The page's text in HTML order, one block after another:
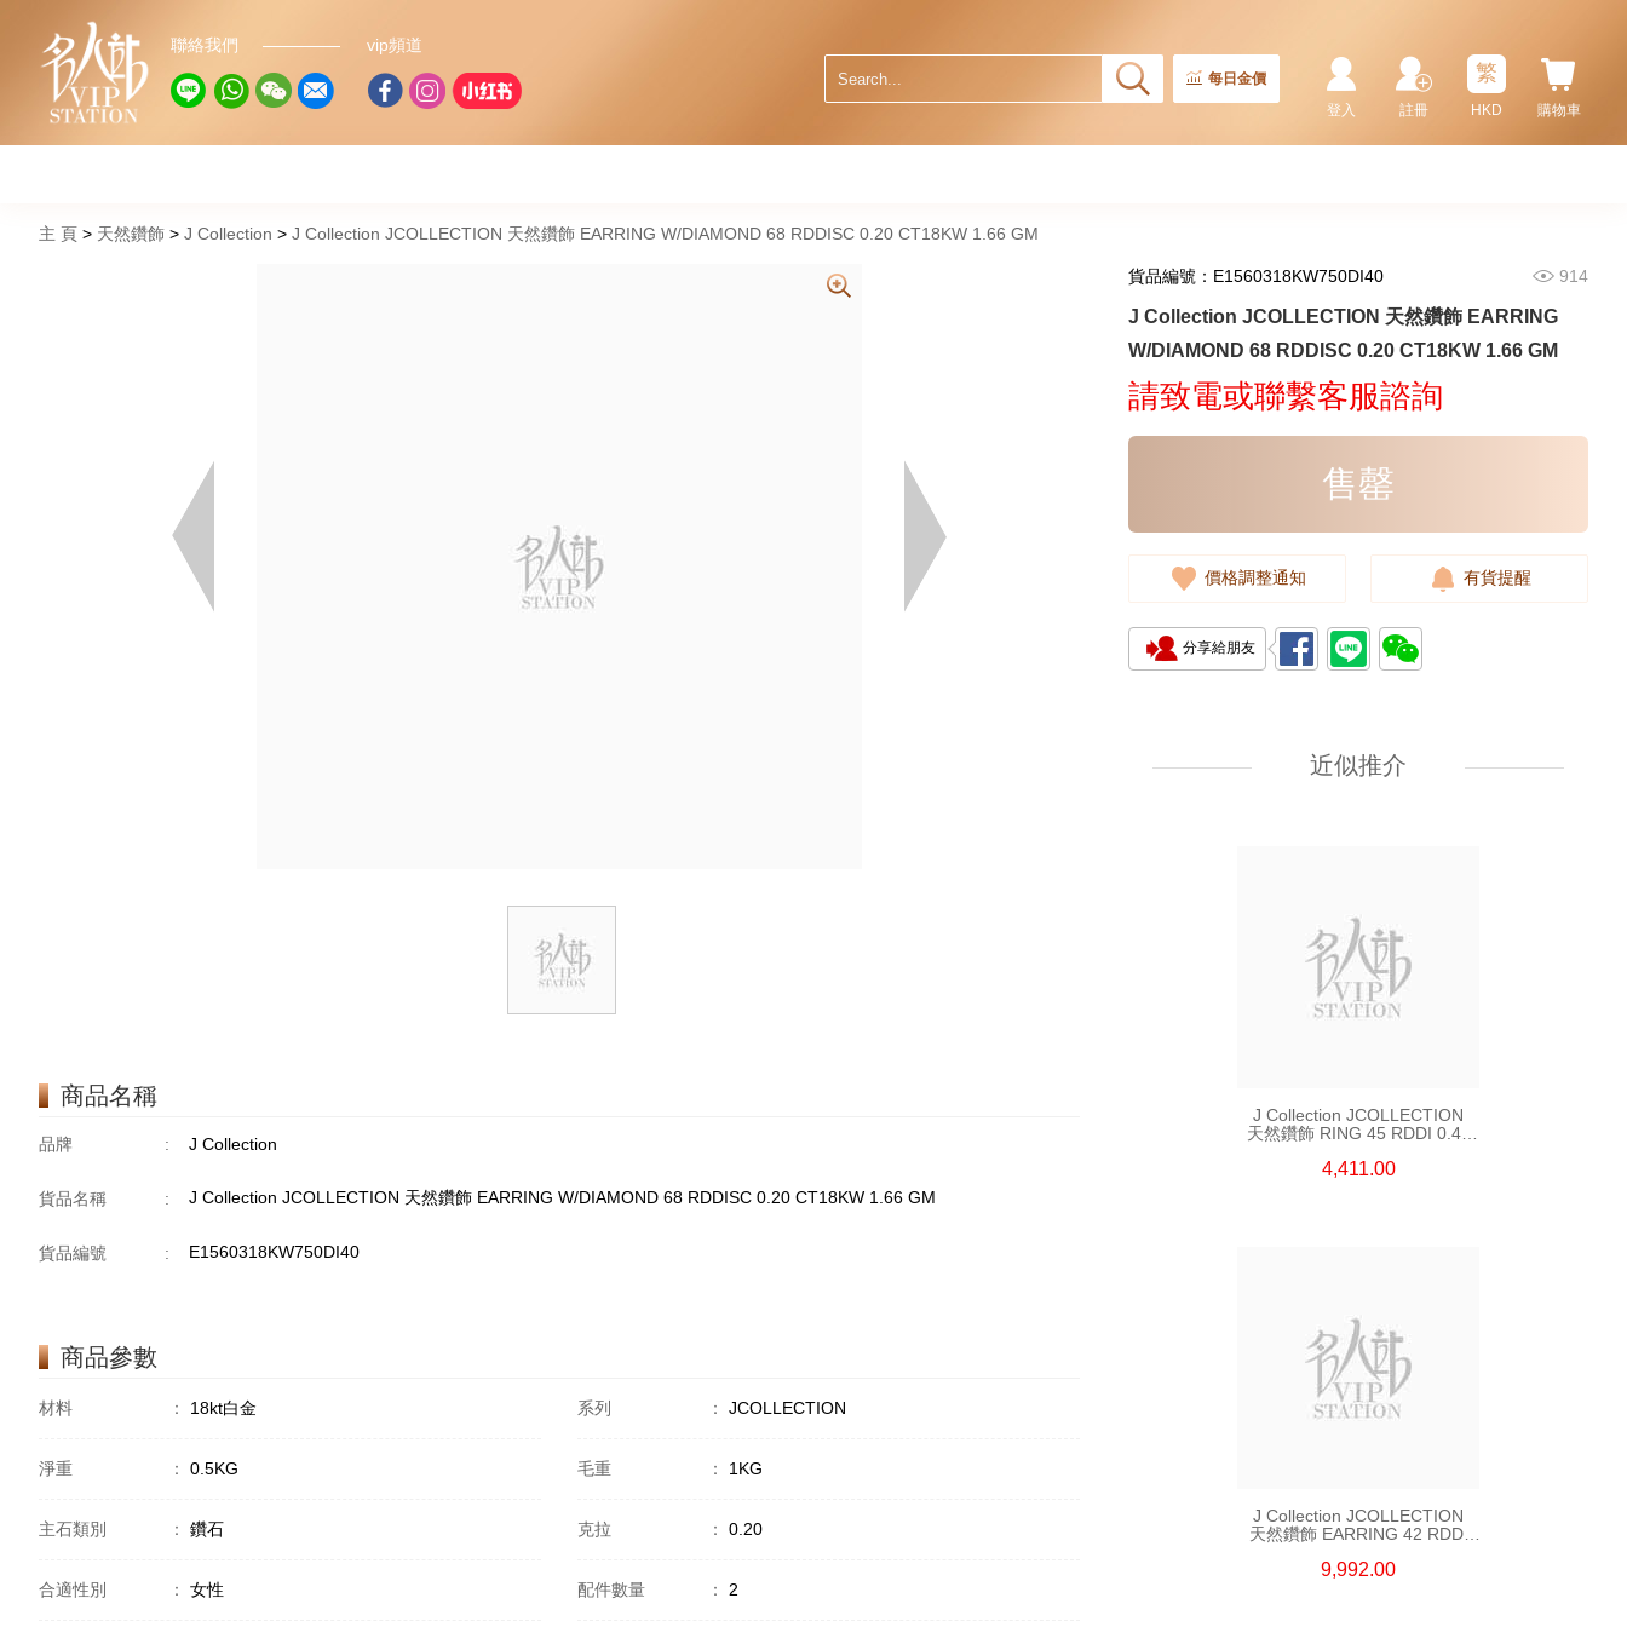
聯絡我們 vip頻道
每日金價
購物車
繁
HKD
註冊
登入
主 頁 天然鑽飾 J Collection J Collection JCOLLECTION 天然鑽飾 EARRING W/DIAMOND 68 RDDISC 0.20 CT18KW 1.66 GM
商品名稱
品牌 : J Collection
貨品名稱 : J Collection JCOLLECTION 天然鑽飾 EARRING W/DIAMOND 68 RDDISC 0.20 CT18KW 1.66 GM
貨品編號 : E1560318KW750DI40
商品參數
材料 ： 18kt白金 系列 ： JCOLLECTION
淨重 ： 0.5KG 毛重 ： 1KG
主石類別 ： 鑽石 克拉 ： 0.20
合適性別 ： 女性 配件數量 ： 2
貨品編號：E1560318KW750DI40 914
J Collection JCOLLECTION 天然鑽飾 EARRING
W/DIAMOND 68 RDDISC 0.20 CT18KW 1.66 GM
請致電或聯繫客服諮詢
售罄
價格調整通知 有貨提醒
分享給朋友
近似推介
J Collection JCOLLECTION
天然鑽飾 RING W/DIAMOND 17
RDDI 0.32 CT18KR 2.14 GM
18KW 4.50 GM (Head 6.5mm)
3,764.00
J Collection JCOLLECTION
天然鑽飾 RING 45 RDDI 0.48
4,411.00
J Collection JCOLLECTION
天然鑽飾 EARRING 42 RDDI
9,992.00